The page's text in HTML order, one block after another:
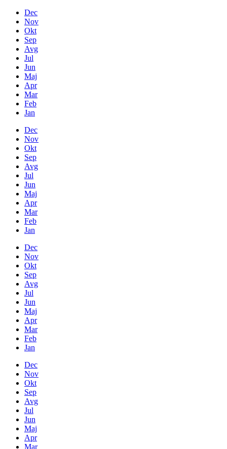
Dec
Nov
Okt
Sep
Avg
Jul
Jun
Maj
Apr
Mar
Feb
Jan
Dec
Nov
Okt
Sep
Avg
Jul
Jun
Maj
Apr
Mar
Feb
Jan
Dec
Nov
Okt
Sep
Avg
Jul
Jun
Maj
Apr
Mar
Feb
Jan
Dec
Nov
Okt
Sep
Avg
Jul
Jun
Maj
Apr
Mar